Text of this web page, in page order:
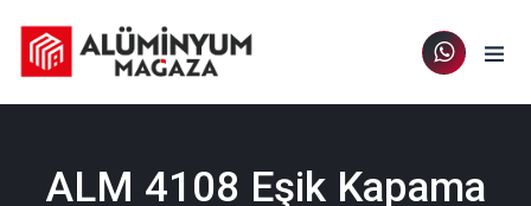
ALM 4108 Eşik Kapama